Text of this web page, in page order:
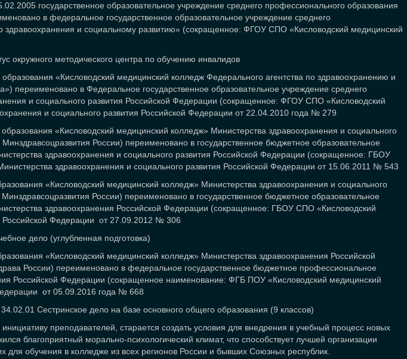
государственное образовательное учреждение среднего профессионального образования
в федеральное государственное образовательное учреждение среднего
здравоохранения и социальному развитию» (сокращенное: ФГОУ СПО «Кисловодский медицинский
окружного методического центра по обучению инвалидов
«Кисловодский медицинский колледж Федерального агентства по здравоохранению и
в Федеральное государственное образовательное учреждение среднего
и социального развития Российской Федерации (сокращенное: ФГОУ СПО «Кисловодский
и социального развития Российской Федерации от 22.04.2010 года № 279
«Кисловодский медицинский колледж» Министерства здравоохранения и социального
России) переименовано в государственное бюджетное образовательное
здравоохранения и социального развития Российской Федерации (сокращенное: ГБОУ
здравоохранения и социального развития Российской Федерации от 15.06.2011 № 543
«Кисловодский медицинский колледж» Министерства здравоохранения и социального
России) переименовано в государственное бюджетное образовательное
здравоохранения Российской Федерации (сокращенное: ГБОУ СПО «Кисловодский
Российской Федерации от 27.09.2012 № 306
дело (углубленная подготовка)
«Кисловодский медицинский колледж» Министерства здравоохранения Российской
России) переименовано в федеральное государственное бюджетное профессиональное
Российской Федерации (сокращенное наименование: ФГБ ПОУ «Кисловодский медицинский
от 05.09.2016 года № 668
Сестринское дело на базе основного общего образования (9 классов)
преподавателей, старается создать условия для внедрения в учебный процесс новых
благоприятный морально-психологический климат, что способствует лучшей организации
обучения в колледже из всех регионов России и бывших Союзных республик.